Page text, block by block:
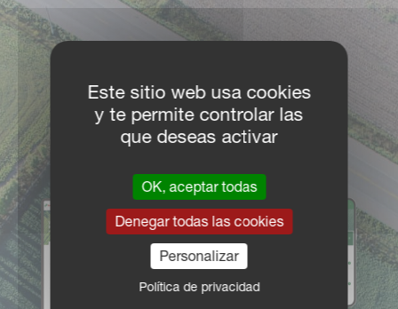
Este sitio web usa cookies
y te permite controlar las
que deseas activar
OK, aceptar todas
Denegar todas las cookies
Personalizar
Política de privacidad